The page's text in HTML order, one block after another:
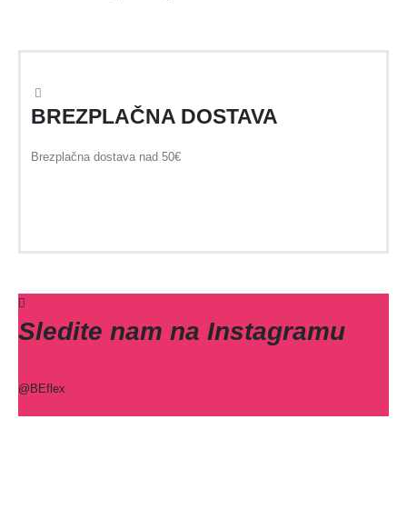
BREZPLAČNA DOSTAVA
Brezplačna dostava nad 50€
Sledite nam na Instagramu
@BEflex